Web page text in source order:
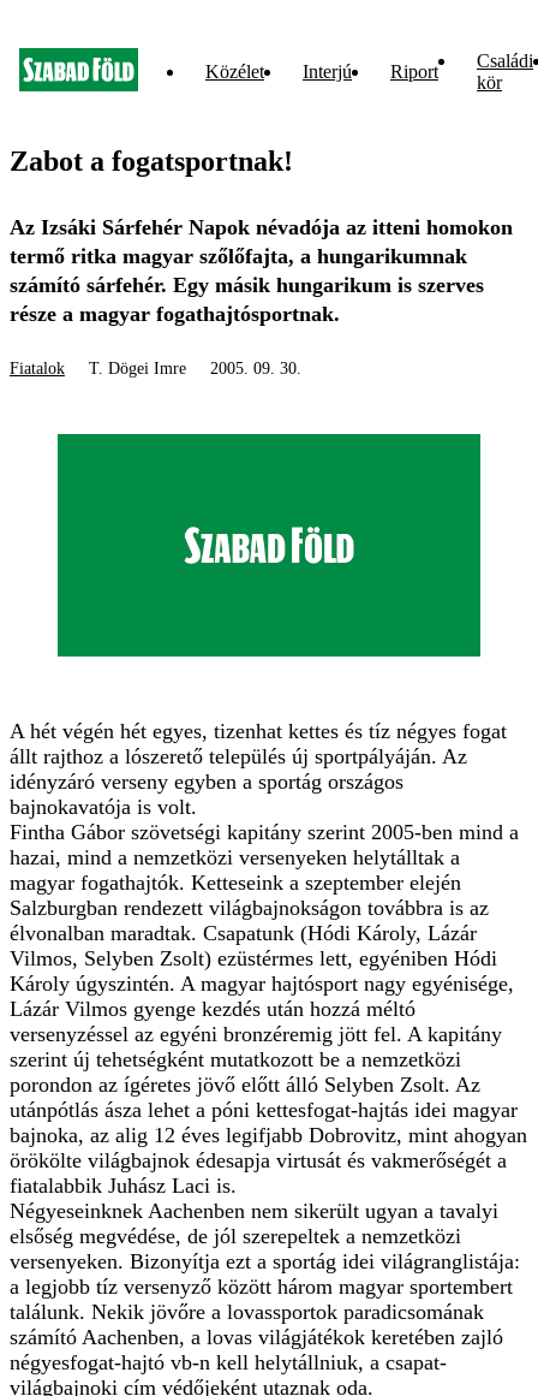
Közélet Interjú Riport
Családi
kör
Zabot a fogatsportnak!
Az Izsáki Sárfehér Napok névadója az itteni homokon
termő ritka magyar szőlőfajta, a hungarikumnak
számító sárfehér. Egy másik hungarikum is szerves
része a magyar fogathajtósportnak.
Fiatalok T. Dögei Imre 2005. 09. 30.
A hét végén hét egyes, tizenhat kettes és tíz négyes fogat
állt rajthoz a lószerető település új sportpályáján. Az
idényzáró verseny egyben a sportág országos
bajnokavatója is volt.
Fintha Gábor szövetségi kapitány szerint 2005-ben mind a
hazai, mind a nemzetközi versenyeken helytálltak a
magyar fogathajtók. Ketteseink a szeptember elején
Salzburgban rendezett világbajnokságon továbbra is az
élvonalban maradtak. Csapatunk (Hódi Károly, Lázár
Vilmos, Selyben Zsolt) ezüstérmes lett, egyéniben Hódi
Károly úgyszintén. A magyar hajtósport nagy egyénisége,
Lázár Vilmos gyenge kezdés után hozzá méltó
versenyzéssel az egyéni bronzéremig jött fel. A kapitány
szerint új tehetségként mutatkozott be a nemzetközi
porondon az ígéretes jövő előtt álló Selyben Zsolt. Az
utánpótlás ásza lehet a póni kettesfogat-hajtás idei magyar
bajnoka, az alig 12 éves legifjabb Dobrovitz, mint ahogyan
örökölte világbajnok édesapja virtusát és vakmerőségét a
fiatalabbik Juhász Laci is.
Négyeseinknek Aachenben nem sikerült ugyan a tavalyi
elsőség megvédése, de jól szerepeltek a nemzetközi
versenyeken. Bizonyítja ezt a sportág idei világranglistája:
a legjobb tíz versenyző között három magyar sportembert
találunk. Nekik jövőre a lovassportok paradicsomának
számító Aachenben, a lovas világjátékok keretében zajló
négyesfogat-hajtó vb-n kell helytállniuk, a csapat-
világbajnoki cím védőjeként utaznak oda.